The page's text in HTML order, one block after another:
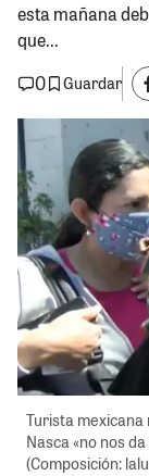
esta mañana
que...
0
Guardar
Turista mexicana
Nasca «no nos
(Composición: